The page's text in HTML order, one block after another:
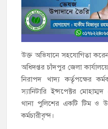
উক্ত অভিযানে সহযোগিতা
অধিদপ্তর চাঁদপুর জেলা
নিরাপদ খাদ্য কর্তৃপক্ষের
স্যানিটারি ইন্সপেক্টর
থানা পুলিশের একটি টিম ও
কর্মচারীবৃন্দ।